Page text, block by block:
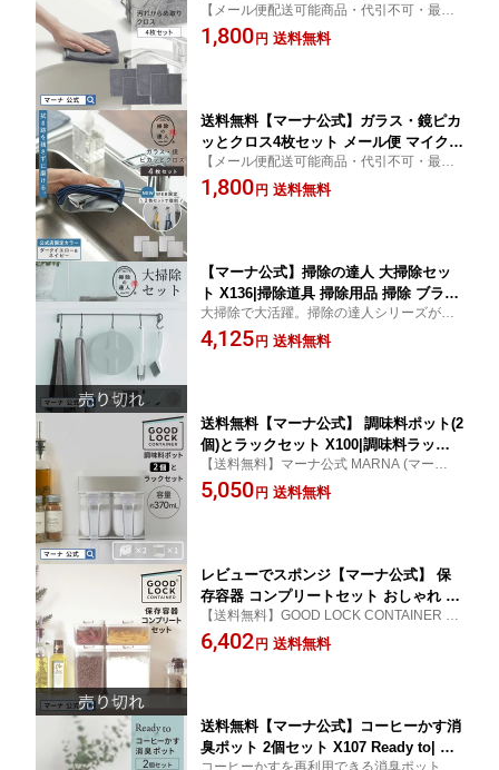
ァイバークロス 超吸水 ふきん 台拭き
キッチンクロス 油汚れ 厚手 ぞうきん
【メール便配送可能商品・代引不可・最大1
点まで対応】 サッと吸水。汚れをからめ取
って一気に拭き上げる。 【ぞうきん・クロ
1,800 円 送料無料
送料無料【マーナ公式】ガラス・鏡ピカ
ッとクロス4枚セット メール便 マイクロ
ファイバークロス 窓拭き 掃除用品 鏡拭
き 洗面所 ミラー ふきん お風呂 水垢取
【メール便配送可能商品・代引不可・最大1
点まで対応】 拭き跡を残さず汚れをとって
ピカピカに磨き上げる。 【クロス・鏡・水
1,800 円 送料無料
【マーナ公式】掃除の達人 大掃除セッ
ト X136|掃除道具 掃除用品 掃除 ブラシ
マイクロファイバー タオル ダスター 窓
ガラス 鏡 お風呂 ベランダ サッシ つけ
大掃除で大活躍。掃除の達人シリーズがセ
ットに
4,125 円 送料無料
送料無料【マーナ公式】 調味料ポット(2
個)とラックセット X100|調味料ラック
調味料入れ 調味料ケース 使いやすい 小
さじ スプーン付き 塩入れ 砂糖 キッチ
【送料無料】マーナ公式 MARNA (マーナ)
調味料ポット2個と専用調味料ラックのセッ
ト 調味料入れ 塩ケース 調味料 ワンタッチ
5,050 円 送料無料
レビューでスポンジ【マーナ公式】 保
存容器 コンプリートセット おしゃれ キ
ャニスター 砂糖入れ 塩入れ 小麦粉 麦
茶 袋ごと 1kg 調味料入れ 調味料ケース
【送料無料】GOOD LOCK CONTAINER 保
存容器の4点セット 【小麦粉・容器・袋ご
と・湿気・パッキン・キャニスター・セッ
6,402 円 送料無料
送料無料【マーナ公式】コーヒーかす消
臭ポット 2個セット X107 Ready to| 珈
コーヒーかすを再利用できる消臭ポットの2